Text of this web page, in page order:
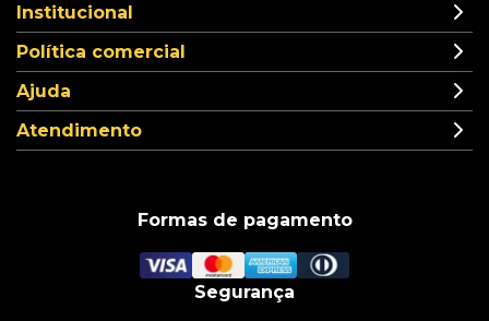
Institucional
Política comercial
Ajuda
Atendimento
Formas de pagamento
Segurança